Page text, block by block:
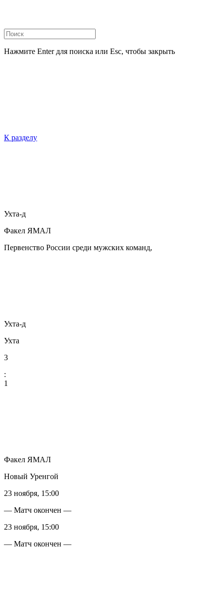
Нажмите Enter для поиска или Esc, чтобы закрыть
К разделу
Ухта-д
Факел ЯМАЛ
Первенство России среди мужских команд,
Ухта-д
Ухта
3
:
1
Факел ЯМАЛ
Новый Уренгой
23 ноября, 15:00
— Матч окончен —
23 ноября, 15:00
— Матч окончен —